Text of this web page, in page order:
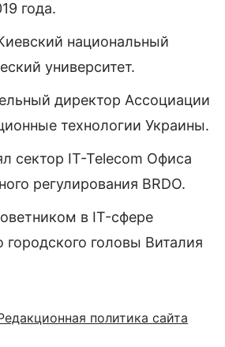
года.
национальный
университет.
директор Ассоциации
технологии Украины.
сектор IT-Telecom Офиса
регулирования BRDO.
в IT-сфере
городского головы Виталия
политика сайта